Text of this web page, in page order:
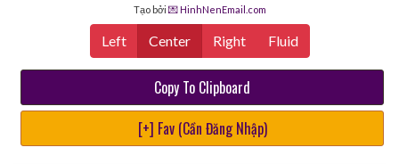
Tạo bởi 💌 HinhNenEmail.com
Left Center Right Fluid
Copy To Clipboard
[+] Fav (Cần Đăng Nhập)